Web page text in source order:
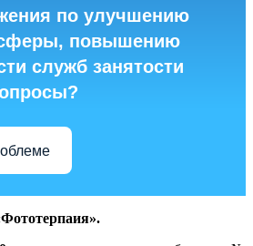
по улучшению
повышению
служб занятости